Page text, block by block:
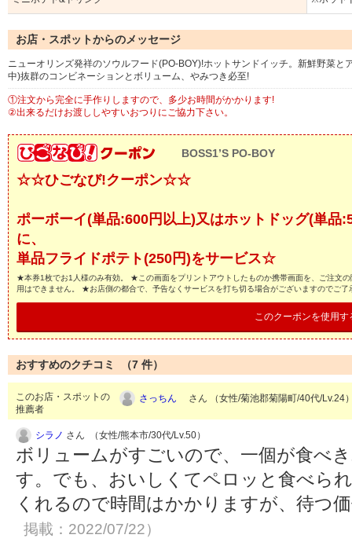
お店・スポットからのメッセージ
ニューオリンズ発祥のソウルフード(PO-BOY)!ホットサンドイッチ。新鮮野菜
中)抜群のコンビネーションとボリューム、やみつき必至!
①注文から完全に手作りしますので、多少お時間がかかります!
②出来るだけお渡ししやすいおつりにご協力下さい。
BOSS1’S PO-BOY
☆☆ひごなび!クーポン☆☆
ポーボーイ(単品:600円以上)又はホットドッグ(単品
に、
単品フライドポテト(250円)をサービス☆
★本券1枚でお1人様のみ有効。 ★この画面をプリントアウトしたものか携帯画面を、ご注文
用はできません。 ★お店側の都合で、予告なくサービスを打ち切る場合がございますのでご了
このクーポンを使用す
おすすめのクチコミ （7 件）
このお店・スポットの
推薦者
さっちん さん （女性/菊池郡菊陽町/40代/Lv.24
シラノ さん （女性/熊本市/30代/Lv.50）
ボリュームがすごいので、一個が食べ
す。でも、おいしくてペロッと食べら
くれるので時間はかかりますが、待つ
掲載：2022/07/22）